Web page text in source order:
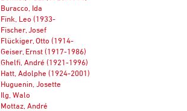
Buracco, Ida
Fink, Leo (1933-
Fischer, Josef
Flückiger, Otto (1914-
Geiser, Ernst (1917-1986)
Ghelfi, André (1921-1996)
Hatt, Adolphe (1924-2001)
Huguenin, Josette
Ilg, Walo
Mottaz, André